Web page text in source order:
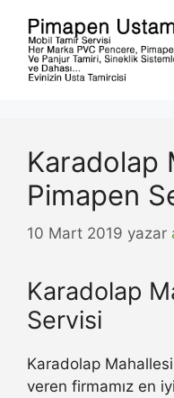
Karadolap
Pimapen
10 Mart 2019 yazar
Karadolap
Servisi
Karadolap
veren firmamız en